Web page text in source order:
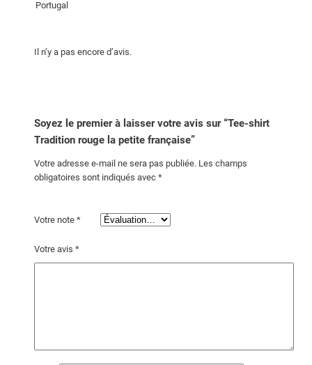
Portugal
Il n’y a pas encore d’avis.
Soyez le premier à laisser votre avis sur “Tee-shirt
Tradition rouge la petite française”
Votre adresse e-mail ne sera pas publiée. Les champs
obligatoires sont indiqués avec *
Votre note *
Votre avis *